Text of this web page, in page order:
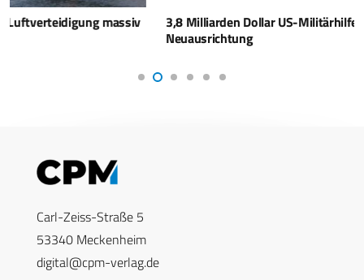
3,8 Milliarden Dollar US-Militärhilfen – Netanjahu plant
Carl-Zeiss-Straße 5
53340 Meckenheim
digital@cpm-verlag.de